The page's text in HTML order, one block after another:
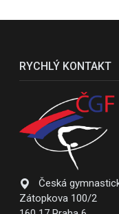
RYCHLÝ KONTAKT
Česká
Zátopkova 100/2